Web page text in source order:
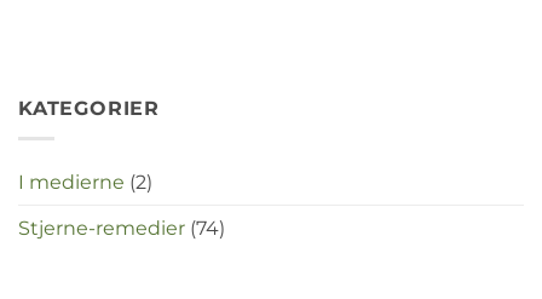
KATEGORIER
I medierne (2)
Stjerne-remedier (74)